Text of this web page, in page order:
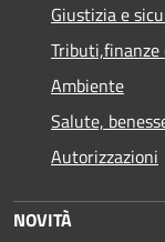
Giustizia e
Ambiente
Salute,
Autorizzazioni
NOVITÀ